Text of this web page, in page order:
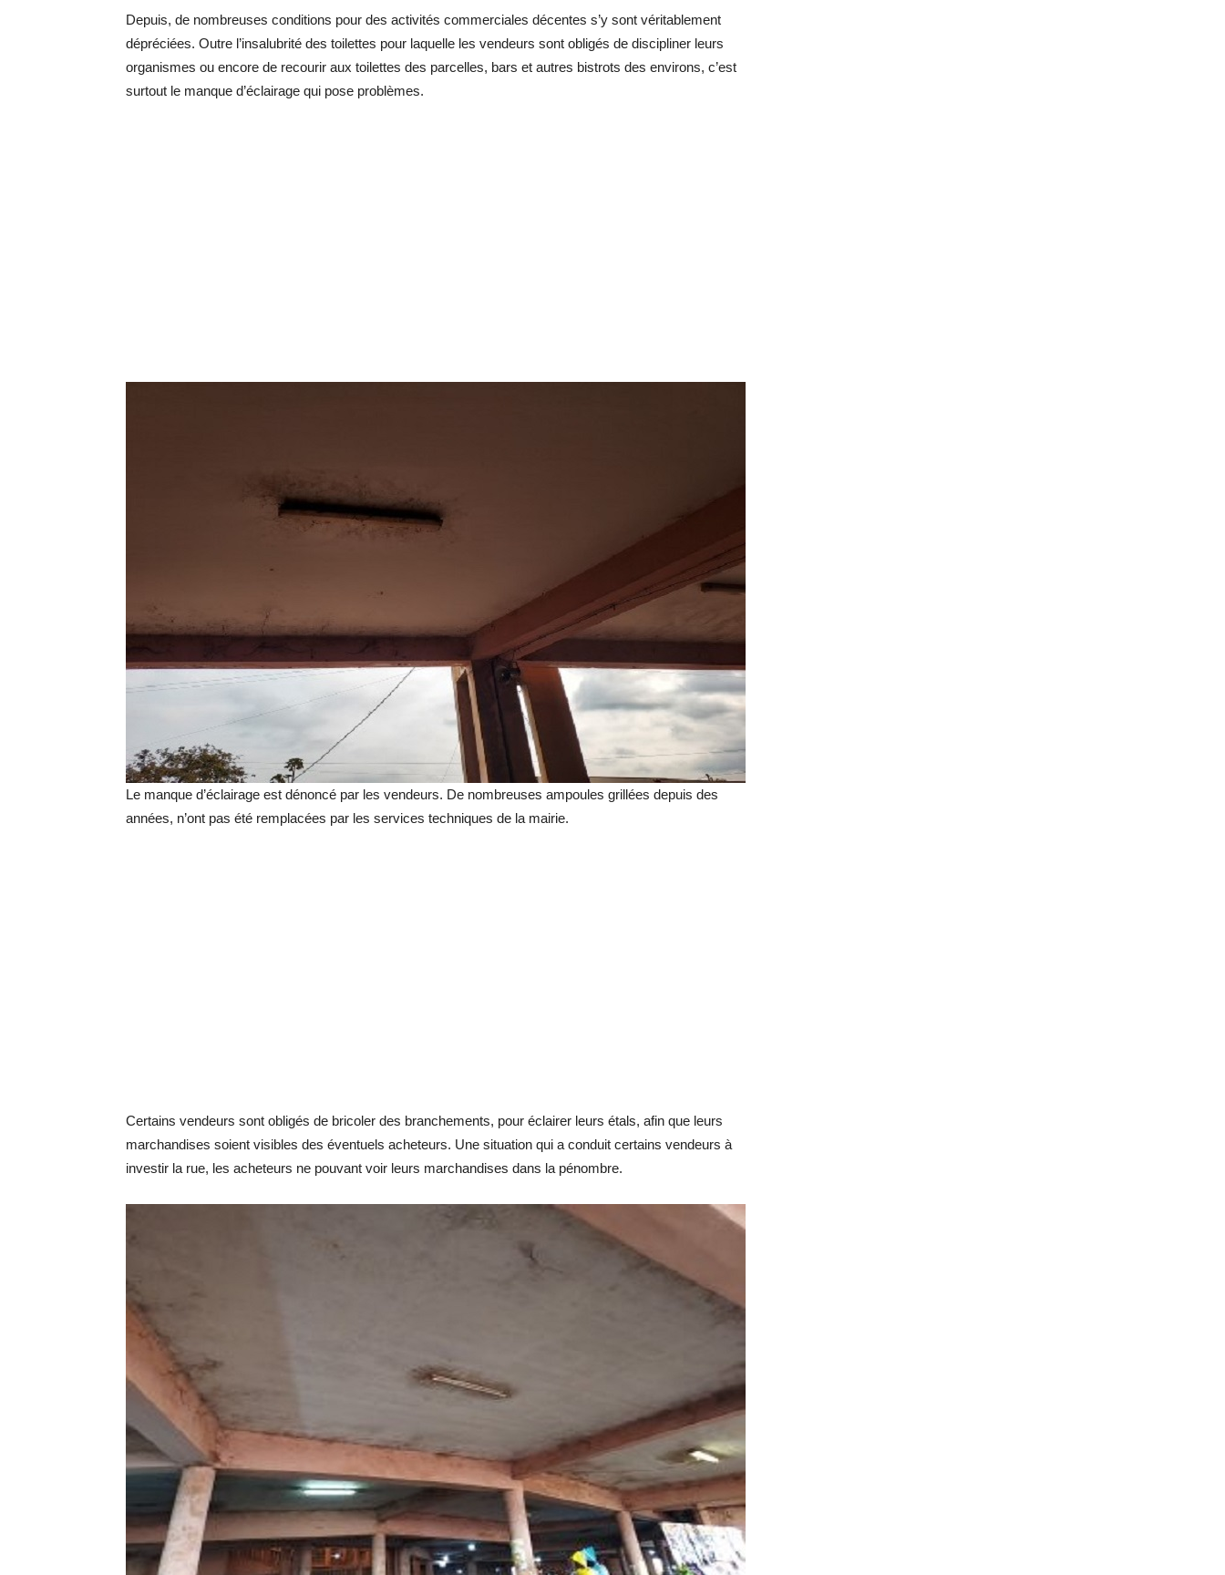
Depuis, de nombreuses conditions pour des activités commerciales décentes s’y sont véritablement
dépréciées. Outre l’insalubrité des toilettes pour laquelle les vendeurs sont obligés de discipliner leurs
organismes ou encore de recourir aux toilettes des parcelles, bars et autres bistrots des environs, c’est
surtout le manque d’éclairage qui pose problèmes.
Le manque d’éclairage est dénoncé par les vendeurs. De nombreuses ampoules grillées depuis des
années, n’ont pas été remplacées par les services techniques de la mairie.
Certains vendeurs sont obligés de bricoler des branchements, pour éclairer leurs étals, afin que leurs
marchandises soient visibles des éventuels acheteurs. Une situation qui a conduit certains vendeurs à
investir la rue, les acheteurs ne pouvant voir leurs marchandises dans la pénombre.